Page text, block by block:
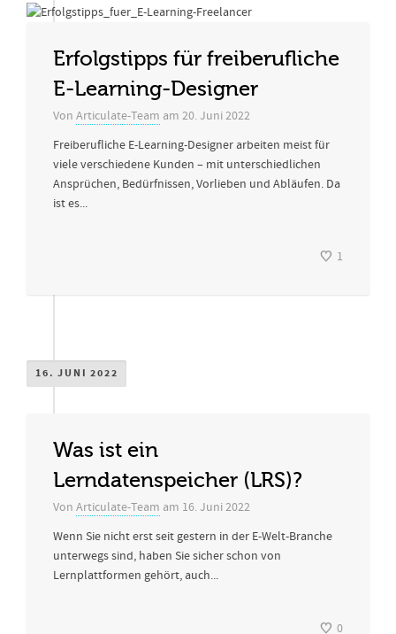
Erfolgstipps für freiberufliche
E-Learning-Designer
Von Articulate-Team am 20. Juni 2022
Freiberufliche E-Learning-Designer arbeiten meist für
viele verschiedene Kunden – mit unterschiedlichen
Ansprüchen, Bedürfnissen, Vorlieben und Abläufen. Da
ist es...
1
16. JUNI 2022
Was ist ein
Lerndatenspeicher (LRS)?
Von Articulate-Team am 16. Juni 2022
Wenn Sie nicht erst seit gestern in der E-Welt-Branche
unterwegs sind, haben Sie sicher schon von
Lernplattformen gehört, auch...
0